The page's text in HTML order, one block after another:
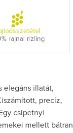
rajnai rizling
elegáns illatát,
precíz,
csipetnyi
mellett bátran